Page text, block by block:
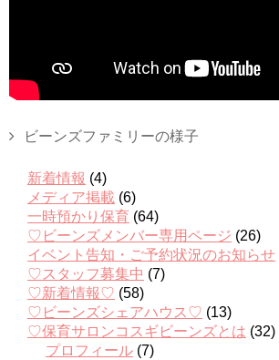
ビーンズファミリーの様子
新着情報 (4)
メディア掲載 (6)
一時預かり保育 (64)
♡ビーンズメンバー専用ページ (26)
イベント告知・ご予約状況のお知らせ
♡スタッフ募集中 (7)
♡新着情報♡ (58)
♡ビーンズシェアハウス♡ (13)
♡保育サロンコスギビーンズとは (32)
プロフィール (7)